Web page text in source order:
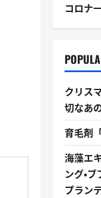
コロナ
クリス
切なあ
育毛剤
海藻エ
ング・
プラン